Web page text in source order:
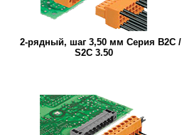
2-рядный, шаг 3,50 мм Серия B2C /
S2C 3.50